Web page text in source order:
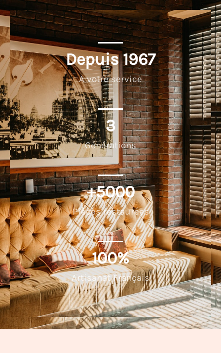
A votre service
Depuis 1967
Générations
3
Pièces restaurées
+5000
Artisanat Français
100%